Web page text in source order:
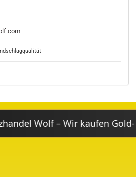
Wolf – Wir kaufen Gold-